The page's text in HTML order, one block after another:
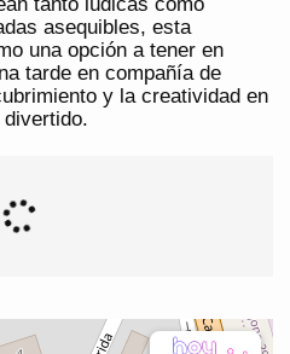
asequibles, esta
una opción a tener en
tarde en compañía de
y la creatividad en
divertido.